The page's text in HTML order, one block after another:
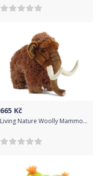
665 Kč
Living Nature Woolly Mammoth Large uni